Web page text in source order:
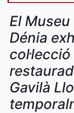
El
Dénia
Gavilà